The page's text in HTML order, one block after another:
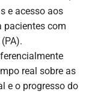
e acesso aos
pacientes com
real sobre as
e o progresso do